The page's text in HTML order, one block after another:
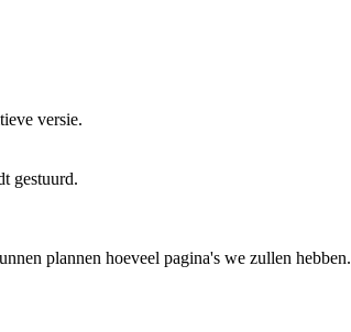
versie.
gestuurd.
plannen hoeveel pagina's we zullen hebben.